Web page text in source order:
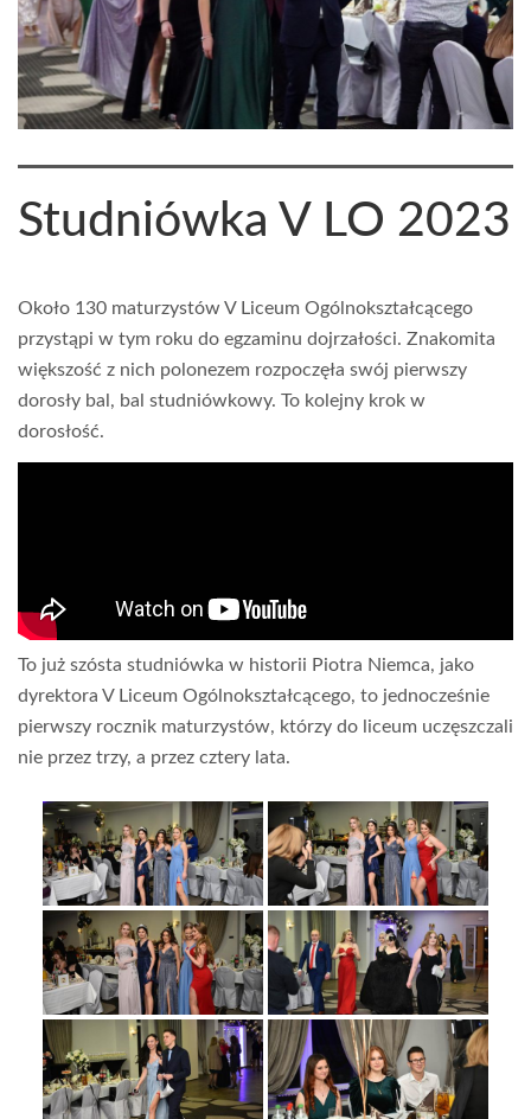
Studniówka V LO 2023
Około 130 maturzystów V Liceum Ogólnokształcącego
przystąpi w tym roku do egzaminu dojrzałości. Znakomita
większość z nich polonezem rozpoczęła swój pierwszy
dorosły bal, bal studniówkowy. To kolejny krok w
dorosłość.
To już szósta studniówka w historii Piotra Niemca, jako
dyrektora V Liceum Ogólnokształcącego, to jednocześnie
pierwszy rocznik maturzystów, którzy do liceum uczęszczali
nie przez trzy, a przez cztery lata.